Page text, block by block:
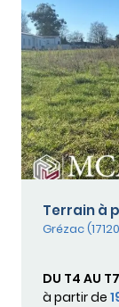
Terrain à
Grézac
DU T4 AU T7
à partir de